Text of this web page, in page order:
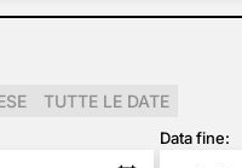
TUTTE LE DATE
Data fine: